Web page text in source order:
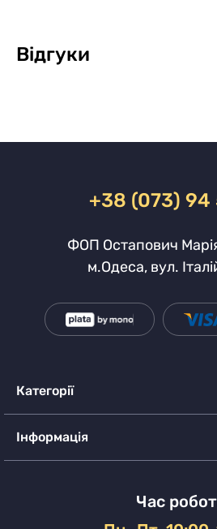
Відгуки
+38 (073) 94
ФОП Остапович
м.Одеса, вул.
Категорії
Інформація
Час